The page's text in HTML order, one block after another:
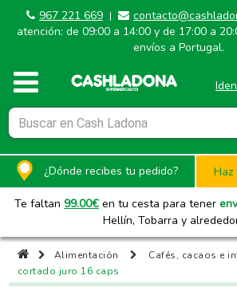
967 221 669 |
atención: de 09:00 a 14:00 y de 17:00 a
envíos a Portugal.
¿Dónde recibes tu pedido? Haz
Te faltan 99.00€ en tu cesta para tener
Hellín, Tobarra y
Alimentación Cafés, cacaos e
cortado juro 16 caps